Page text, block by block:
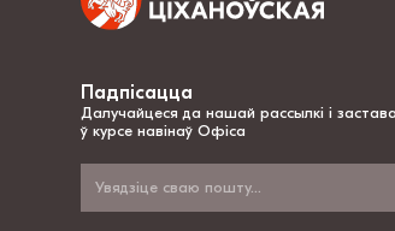
Падпісацца
Далучайцеся да нашай рассылкі і
ў курсе навінаў Офіса